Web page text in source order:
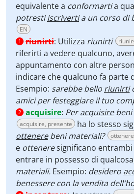
equivalente a conformartia
potrestiiscrivertia un corso di
EN
1 riunirti: Utilizza riunirti
riferirti a vedere qualcuno,
appuntamento con altre
indicare che qualcuno fa parte
Esempio: sarebbe bello riunirti
amici per festeggiare il tuo
2 acquisire: Peracquisirebeni
acquisire, presente ha lo stesso
ottenerebeni materiali?
e otteneresignificano
entrare in possesso di
materiali. Esempio: desidero
benessere con la vendita